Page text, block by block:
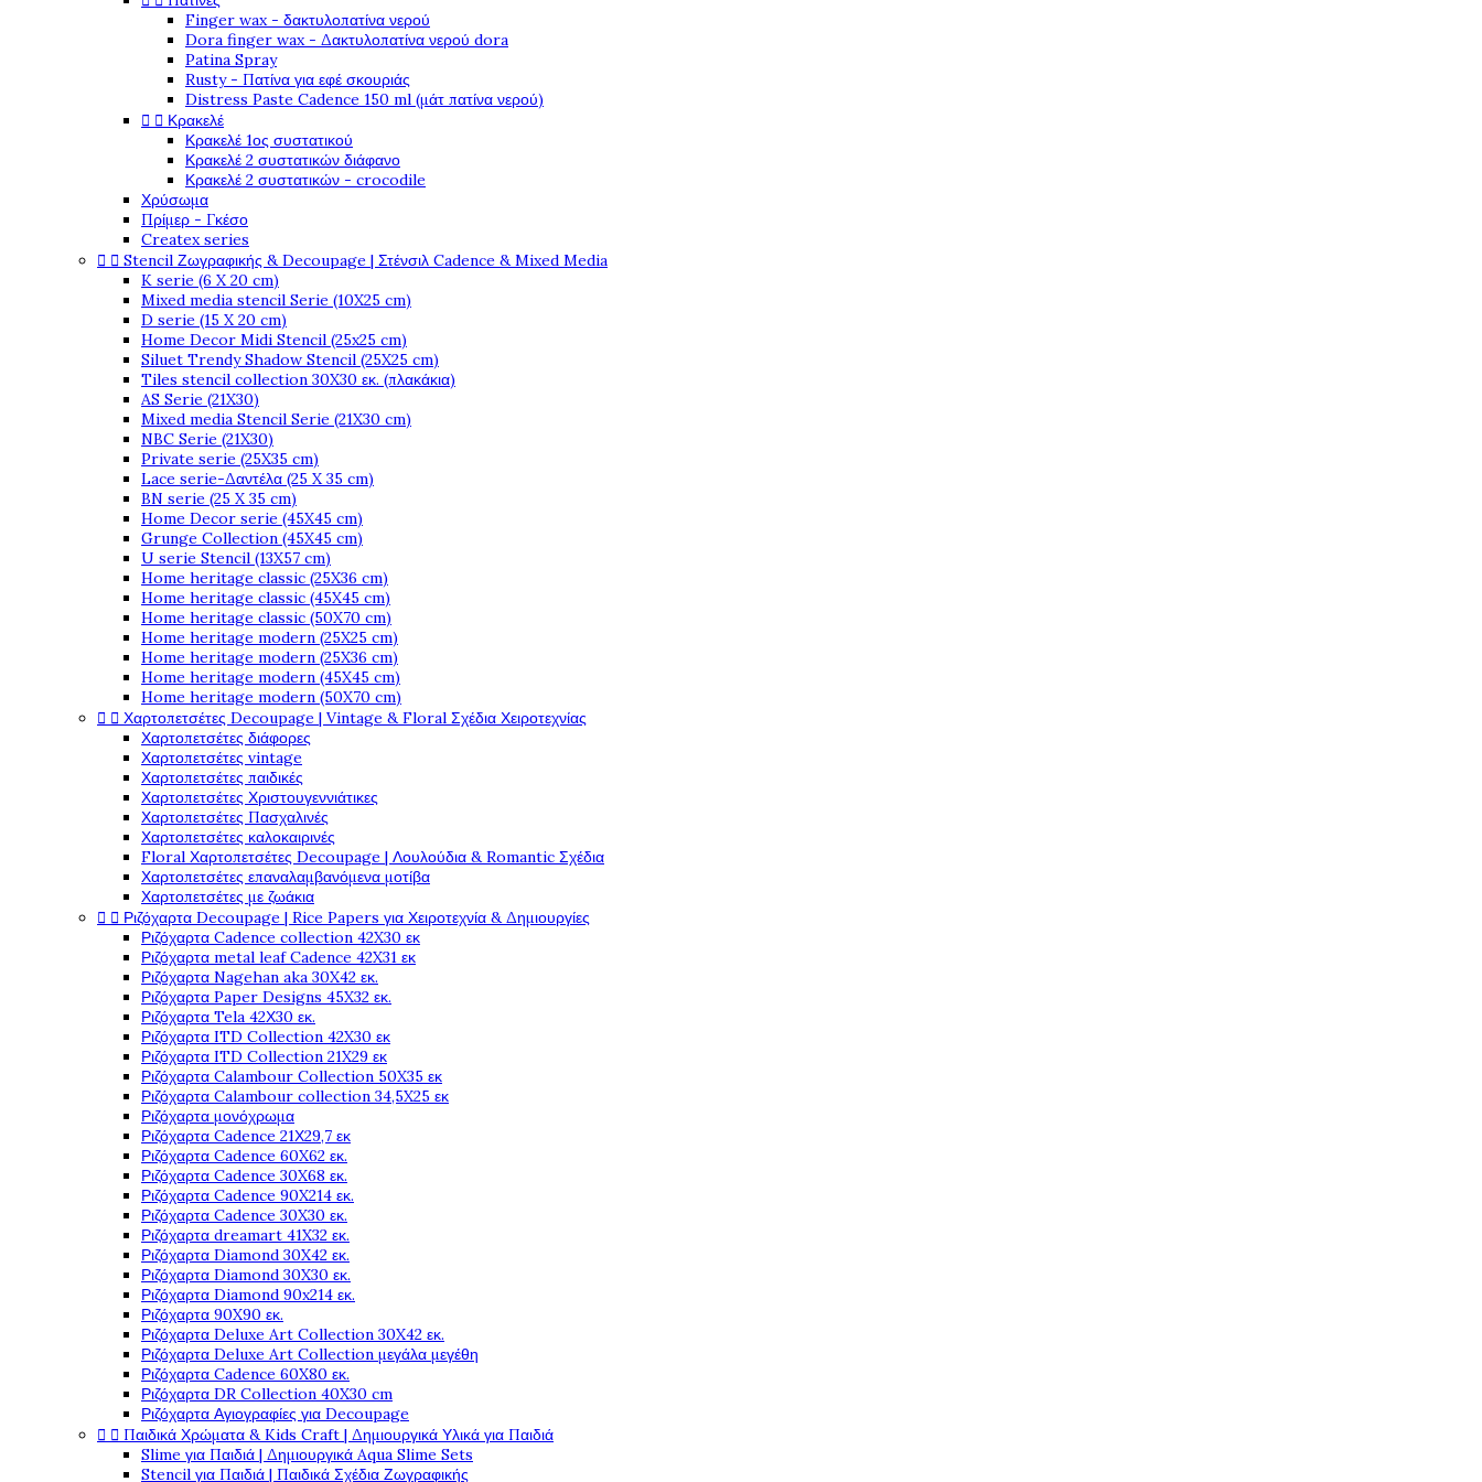
Finger wax - δακτυλοπατίνα νερού
Dora finger wax - Δακτυλοπατίνα νερού dora
Patina Spray
Rusty - Πατίνα για εφέ σκουριάς
Distress Paste Cadence 150 ml (μάτ πατίνα νερού)
  Κρακελέ
Κρακελέ 1ος συστατικού
Κρακελέ 2 συστατικών διάφανο
Κρακελέ 2 συστατικών - crocodile
Χρύσωμα
Πρίμερ - Γκέσο
Createx series
  Stencil Ζωγραφικής & Decoupage | Στένσιλ Cadence & Mixed Media
K serie (6 X 20 cm)
Mixed media stencil Serie (10X25 cm)
D serie (15 X 20 cm)
Home Decor Midi Stencil (25x25 cm)
Siluet Trendy Shadow Stencil (25X25 cm)
Tiles stencil collection 30X30 εκ. (πλακάκια)
AS Serie (21X30)
Mixed media Stencil Serie (21X30 cm)
NBC Serie (21X30)
Private serie (25X35 cm)
Lace serie-Δαντέλα (25 X 35 cm)
BN serie (25 X 35 cm)
Home Decor serie (45X45 cm)
Grunge Collection (45X45 cm)
U serie Stencil (13X57 cm)
Home heritage classic (25X36 cm)
Home heritage classic (45X45 cm)
Home heritage classic (50X70 cm)
Home heritage modern (25X25 cm)
Home heritage modern (25X36 cm)
Home heritage modern (45X45 cm)
Home heritage modern (50X70 cm)
  Χαρτοπετσέτες Decoupage | Vintage & Floral Σχέδια Χειροτεχνίας
Χαρτοπετσέτες διάφορες
Χαρτοπετσέτες vintage
Χαρτοπετσέτες παιδικές
Χαρτοπετσέτες Χριστουγεννιάτικες
Χαρτοπετσέτες Πασχαλινές
Χαρτοπετσέτες καλοκαιρινές
Floral Χαρτοπετσέτες Decoupage | Λουλούδια & Romantic Σχέδια
Χαρτοπετσέτες επαναλαμβανόμενα μοτίβα
Χαρτοπετσέτες με ζωάκια
  Ριζόχαρτα Decoupage | Rice Papers για Χειροτεχνία & Δημιουργίες
Ριζόχαρτα Cadence collection 42X30 εκ
Ριζόχαρτα metal leaf Cadence 42X31 εκ
Ριζόχαρτα Nagehan aka 30X42 εκ.
Ριζόχαρτα Paper Designs 45X32 εκ.
Ριζόχαρτα Tela 42Χ30 εκ.
Ριζόχαρτα ITD Collection 42X30 εκ
Ριζόχαρτα ITD Collection 21X29 εκ
Ριζόχαρτα Calambour Collection 50X35 εκ
Ριζόχαρτα Calambour collection 34,5X25 εκ
Ριζόχαρτα μονόχρωμα
Ριζόχαρτα Cadence 21Χ29,7 εκ
Ριζόχαρτα Cadence 60X62 εκ.
Ριζόχαρτα Cadence 30X68 εκ.
Ριζόχαρτα Cadence 90X214 εκ.
Ριζόχαρτα Cadence 30X30 εκ.
Ριζόχαρτα dreamart 41X32 εκ.
Ριζόχαρτα Diamond 30X42 εκ.
Ριζόχαρτα Diamond 30X30 εκ.
Ριζόχαρτα Diamond 90x214 εκ.
Ριζόχαρτα 90X90 εκ.
Ριζόχαρτα Deluxe Art Collection 30X42 εκ.
Ριζόχαρτα Deluxe Art Collection μεγάλα μεγέθη
Ριζόχαρτα Cadence 60X80 εκ.
Ριζόχαρτα DR Collection 40X30 cm
Ριζόχαρτα Αγιογραφίες για Decoupage
  Παιδικά Χρώματα & Kids Craft | Δημιουργικά Υλικά για Παιδιά
Slime για Παιδιά | Δημιουργικά Aqua Slime Sets
Stencil για Παιδιά | Παιδικά Σχέδια Ζωγραφικής